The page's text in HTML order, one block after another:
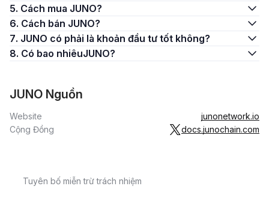
5. Cách mua JUNO?
6. Cách bán JUNO?
7. JUNO có phải là khoản đầu tư tốt không?
8. Có bao nhiêuJUNO?
JUNO Nguồn
Website
junonetwork.io
Cộng Đồng
docs.junochain.com
Tuyên bố miễn trừ trách nhiệm